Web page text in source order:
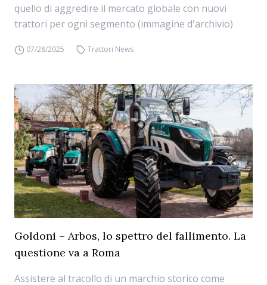
quello di aggredire il mercato globale con nuovi
trattori per ogni segmento (immagine d'archivio)
07/28/2025 Trattori News
Goldoni – Arbos, lo spettro del fallimento. La
questione va a Roma
Assistere al tracollo di un marchio storico come